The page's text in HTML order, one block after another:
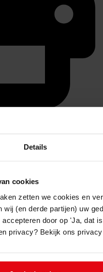
Details
cookies
zetten we cookies en
wij (en derde partijen) uw
door op 'Ja, dat
privacy? Bekijk ons
2000